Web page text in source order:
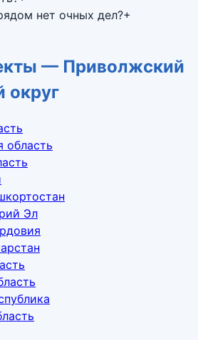
нет очных дел?+
— Приволжский
округ
область
Эл